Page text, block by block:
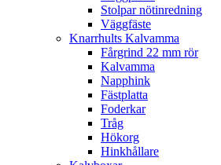
Stolpar nötinredning
Väggfäste
Knarrhults Kalvamma
Fårgrind 22 mm rör
Kalvamma
Napphink
Fästplatta
Foderkar
Tråg
Hökorg
Hinkhållare